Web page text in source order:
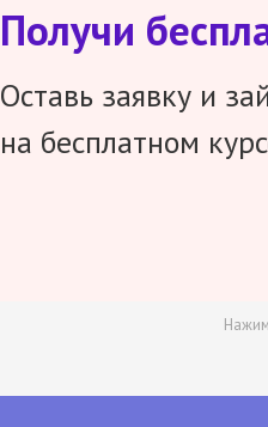
Получи
Оставь заявку и
на бесплатном